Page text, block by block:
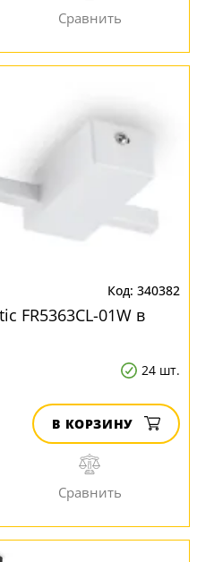
340382
FR5363CL-01W в
24 шт.
В КОРЗИНУ